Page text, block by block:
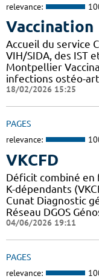
relevance:
Vaccination
Accueil du service
VIH/SIDA, des IST
Montpellier
infections ostéo-
18/02/2026 15:25
PAGES
relevance:
VKCFD
Déficit combiné en
K-dépendants
Cunat Diagnostic
Réseau DGOS
04/06/2026 19:11
PAGES
relevance: